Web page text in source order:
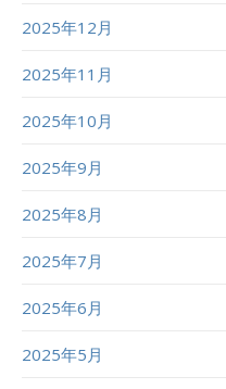
2025年12月
2025年11月
2025年10月
2025年9月
2025年8月
2025年7月
2025年6月
2025年5月